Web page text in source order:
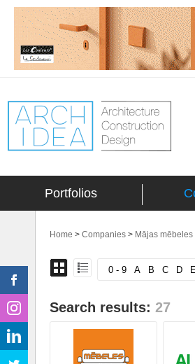
Portfolios
Home > Companies > Mājas
0 - 9 A B C D
Search results: 27